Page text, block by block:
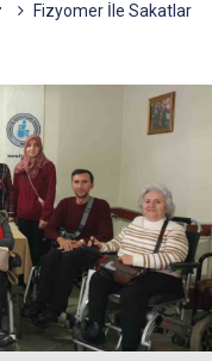
Fizyomer İle Sakatlar